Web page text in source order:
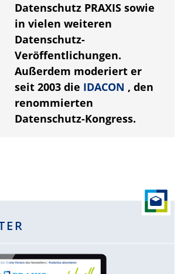
Datenschutz PRAXIS sowie
in vielen weiteren
Datenschutz-
Veröffentlichungen.
Außerdem moderiert er
seit 2003 die IDACON , den
renommierten
Datenschutz-Kongress.